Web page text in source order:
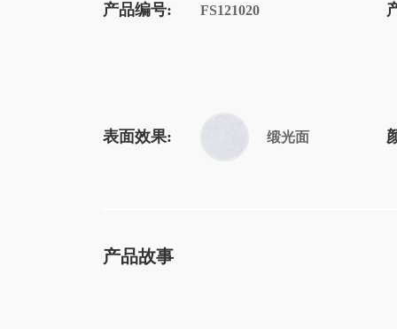
产品编号: FS121020
表面效果: 缎光面
产品故事